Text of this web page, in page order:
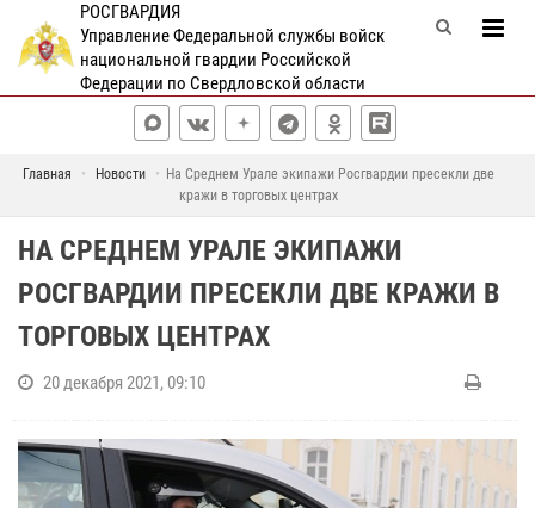
РОСГВАРДИЯ
Управление Федеральной службы войск
национальной гвардии Российской
Федерации по Свердловской области
Главная Новости
На Среднем Урале экипажи Росгвардии пресекли две
кражи в торговых центрах
НА СРЕДНЕМ УРАЛЕ ЭКИПАЖИ
РОСГВАРДИИ ПРЕСЕКЛИ ДВЕ КРАЖИ В
ТОРГОВЫХ ЦЕНТРАХ
20 декабря 2021, 09:10